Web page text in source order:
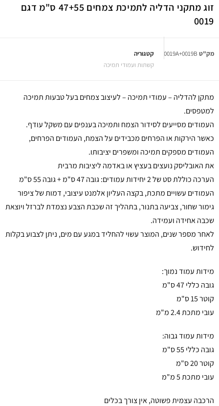
זוג מתקני הדליה לתמיכת צמחים 47+55 ס"מ דגם
0019
מק"ט 0019A+0019B
קטגוריה
קשתות ועמודי תמיכה
מתקן להדליה – עמודי תמיכה – לעיצוב צמחים בעל טבעות תמיכה
למטפסים.
העמודים מסייעים לסידור הצמח ותמיכה בענפים עם משקל עודף.
כאשר הירקות או הפרחים מכבידים על הצמח, העמודים הפרחים,
העמודים מספקים תמיכה ומשפרים יציבותו.
את האובליסק נועצים בעציץ או באדמה ליציבות מרבית
הערכה כוללת סט של 2 יחידות עמודים: גובה 47 ס"מ + גובה 55 ס"מ
העמודים עשויים מתכת, בקצה העליון אלמנט עיצובי, דמות של ציפור
גימור שחור, צביעה בתנור, בתהליך זה שכבת הצבע נצמדת לברזל ויוצאת
שכבה אחידה ועמידה.
לאחר מספר שנים, המוצר עשוי להחליד במגע עם מים, ניתן לצבוע בקלות
לחידוש.
מידות עמוד נמוך:
גובה כללי 47 ס"מ
קוטר 15 ס"מ
עובי מתכת 2.4 מ"מ
מידות עמוד גבוה:
גובה כללי 55 ס"מ
קוטר 20 ס"מ
עובי מתכת 5 מ"מ
הרכבה עצמית פשוטה, אין צורך בכלים